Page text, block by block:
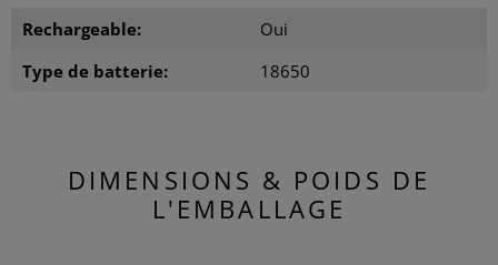
Rechargeable:
Oui
Type de batterie:
18650
DIMENSIONS & POIDS DE
L'EMBALLAGE